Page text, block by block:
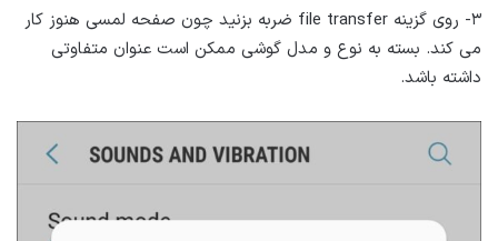
۳- روی گزینه file transfer ضربه بزنید چون صفحه لمسی هنوز کار
می کند. بسته به نوع و مدل گوشی ممکن است عنوان متفاوتی
داشته باشد.